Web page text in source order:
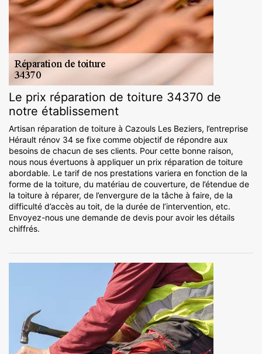
Le prix réparation de toiture 34370 de
notre établissement
Artisan réparation de toiture à Cazouls Les Beziers, l’entreprise
Hérault rénov 34 se fixe comme objectif de répondre aux
besoins de chacun de ses clients. Pour cette bonne raison,
nous nous évertuons à appliquer un prix réparation de toiture
abordable. Le tarif de nos prestations variera en fonction de la
forme de la toiture, du matériau de couverture, de l’étendue de
la toiture à réparer, de l’envergure de la tâche à faire, de la
difficulté d’accès au toit, de la durée de l’intervention, etc.
Envoyez-nous une demande de devis pour avoir les détails
chiffrés.